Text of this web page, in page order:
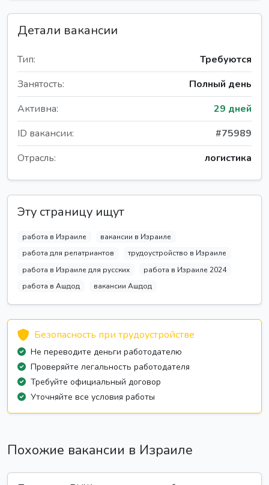
Детали вакансии
Тип:
Требуются
Занятость:
Полный день
Активна:
29 дней
ID вакансии:
#75989
Отрасль:
логистика
Эту страницу ищут
работа в Израиле
вакансии в Израиле
работа для репатриантов
трудоустройство в Израиле
работа в Израиле для русских
работа в Израиле 2024
работа в Ашдод
вакансии Ашдод
Безопасность при трудоустройстве
Не переводите деньги работодателю
Проверяйте легальность работодателя
Требуйте официальный договор
Уточняйте все условия работы
Похожие вакансии в Израиле